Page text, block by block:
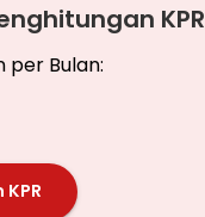
KPR
per Bulan: